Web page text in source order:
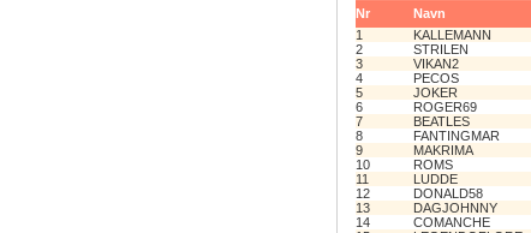
Nr Navn
1
KALLEMANN
2
STRILEN
3
VIKAN2
4
PECOS
5
JOKER
6
ROGER69
7
BEATLES
8
FANTINGMAR
9
MAKRIMA
10
ROMS
11
LUDDE
12
DONALD58
13
DAGJOHNNY
14
COMANCHE